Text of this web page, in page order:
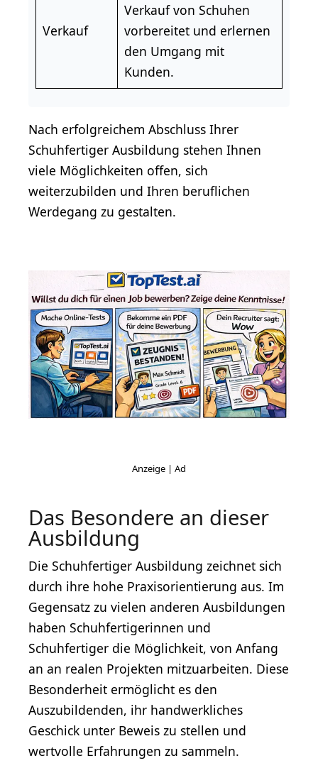
Verkauf
Verkauf von Schuhen
vorbereitet und erlernen
den Umgang mit
Kunden.
Nach erfolgreichem Abschluss Ihrer
Schuhfertiger Ausbildung stehen Ihnen
viele Möglichkeiten offen, sich
weiterzubilden und Ihren beruflichen
Werdegang zu gestalten.
Das Besondere an dieser
Ausbildung
Die Schuhfertiger Ausbildung zeichnet sich
durch ihre hohe Praxisorientierung aus. Im
Gegensatz zu vielen anderen Ausbildungen
haben Schuhfertigerinnen und
Schuhfertiger die Möglichkeit, von Anfang
an an realen Projekten mitzuarbeiten. Diese
Besonderheit ermöglicht es den
Auszubildenden, ihr handwerkliches
Geschick unter Beweis zu stellen und
wertvolle Erfahrungen zu sammeln.